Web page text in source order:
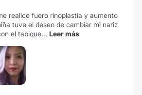
realice fuero rinoplastia y aumento
tuve el deseo de cambiar mi nariz
el tabique... Leer más